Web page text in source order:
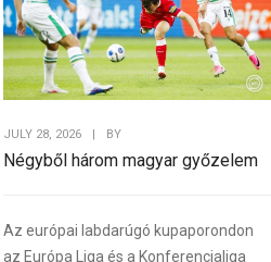
JULY 28, 2026 | BY
Négyből három magyar győzelem
Az európai labdarúgó kupaporondon
az Európa Liga és a Konferencialiga